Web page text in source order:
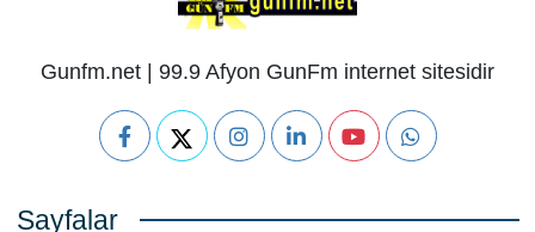
Gunfm.net | 99.9 Afyon GunFm internet sitesidir
Sayfalar